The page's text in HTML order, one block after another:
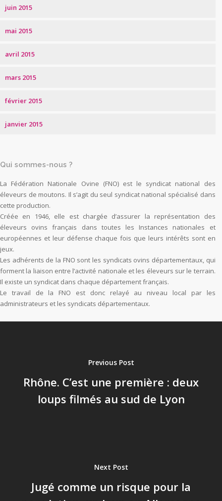
juin 2015
mai 2015
avril 2015
mars 2015
février 2015
janvier 2015
Qui sommes-nous ?
La Fédération Nationale Ovine (FNO) est le syndicat national des
éleveurs de moutons. Il s’agit du seul syndicat national spécialisé dans
cette production.
Créée en 1946, elle est chargée d’assurer la représentation des
éleveurs ovins français dans toutes les Instances nationales et
européennes et leur défense chaque fois que leurs intérêts sont en
jeux.
Les adhérents de la FNO sont les syndicats ovins départementaux, qui
forment la liaison entre l’activité nationale et les éleveurs sur le terrain.
Il existe un syndicat dans chaque département français.
Le travail de la FNO est donc relayé au niveau local par les
administrateurs et les syndicats départementaux.
Previous Post
Rhône. C’est une première : deux
loups filmés au sud de Lyon
Next Post
Jugé comme un risque pour la